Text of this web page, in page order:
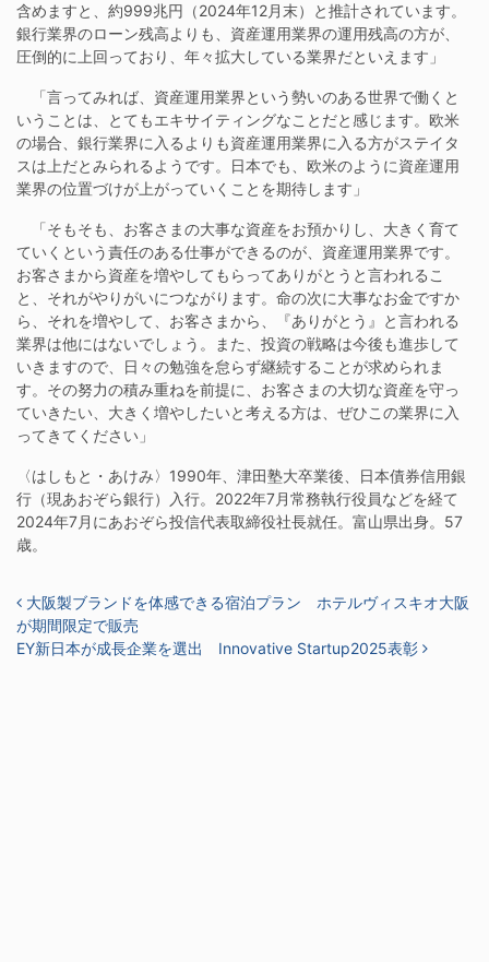
含めますと、約999兆円（2024年12月末）と推計されています。
銀行業界のローン残高よりも、資産運用業界の運用残高の方が、
圧倒的に上回っており、年々拡大している業界だといえます」
「言ってみれば、資産運用業界という勢いのある世界で働くと
いうことは、とてもエキサイティングなことだと感じます。欧米
の場合、銀行業界に入るよりも資産運用業界に入る方がステイタ
スは上だとみられるようです。日本でも、欧米のように資産運用
業界の位置づけが上がっていくことを期待します」
「そもそも、お客さまの大事な資産をお預かりし、大きく育て
ていくという責任のある仕事ができるのが、資産運用業界です。
お客さまから資産を増やしてもらってありがとうと言われるこ
と、それがやりがいにつながります。命の次に大事なお金ですか
ら、それを増やして、お客さまから、『ありがとう』と言われる
業界は他にはないでしょう。また、投資の戦略は今後も進歩して
いきますので、日々の勉強を怠らず継続することが求められま
す。その努力の積み重ねを前提に、お客さまの大切な資産を守っ
ていきたい、大きく増やしたいと考える方は、ぜひこの業界に入
ってきてください」
〈はしもと・あけみ〉1990年、津田塾大卒業後、日本債券信用銀
行（現あおぞら銀行）入行。2022年7月常務執行役員などを経て
2024年7月にあおぞら投信代表取締役社長就任。富山県出身。57
歳。
投稿ナビゲーション
大阪製ブランドを体感できる宿泊プラン ホテルヴィスキオ大阪
が期間限定で販売
EY新日本が成長企業を選出 Innovative Startup2025表彰